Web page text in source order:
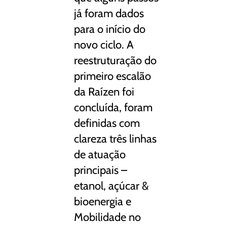
já foram dados
para o início do
novo ciclo. A
reestruturação do
primeiro escalão
da Raízen foi
concluída, foram
definidas com
clareza três linhas
de atuação
principais –
etanol, açúcar &
bioenergia e
Mobilidade no